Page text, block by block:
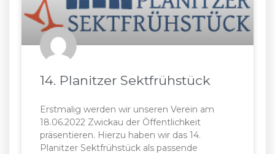
14. Planitzer Sektfrühstück
Erstmalig werden wir unseren Verein am
18.06.2022 Zwickau der Öffentlichkeit
präsentieren. Hierzu haben wir das 14.
Planitzer Sektfrühstück als passende